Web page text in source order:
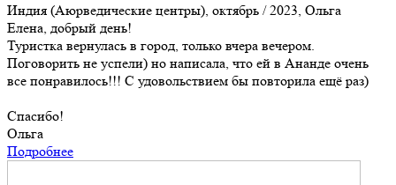
Индия (Аюрведические центры), октябрь / 2023, Ольга
Елена, добрый день!
Туристка вернулась в город, только вчера вечером.
Поговорить не успели) но написала, что ей в Ананде очень
все понравилось!!! С удовольствием бы повторила ещё раз)
Спасибо!
Ольга
Подробнее